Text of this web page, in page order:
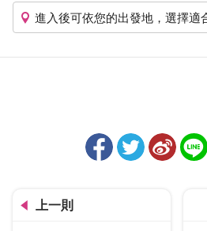
進入後可依您的出發地，選擇適
上一則